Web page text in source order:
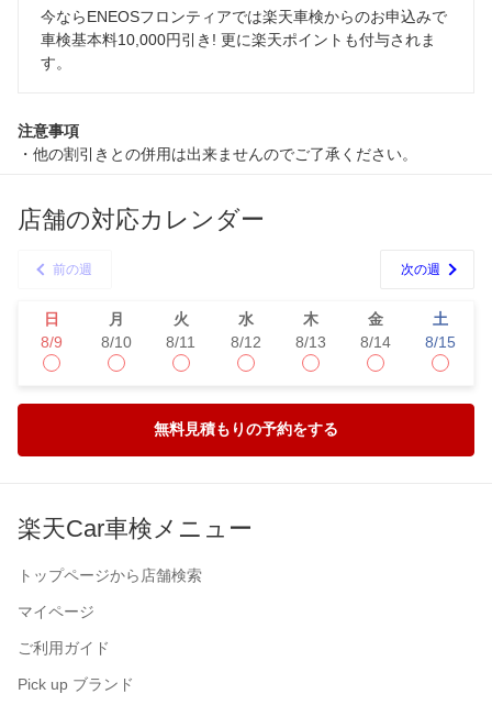
今ならENEOSフロンティアでは楽天車検からのお申込みで
車検基本料10,000円引き! 更に楽天ポイントも付与されま
す。
注意事項
・他の割引きとの併用は出来ませんのでご了承ください。
店舗の対応カレンダー
前の週 次の週
日
8/9
月
8/10
火
8/11
水
8/12
木
8/13
金
8/14
土
8/15
無料見積もりの予約をする
楽天Car車検メニュー
トップページから店舗検索
マイページ
ご利用ガイド
Pick up ブランド